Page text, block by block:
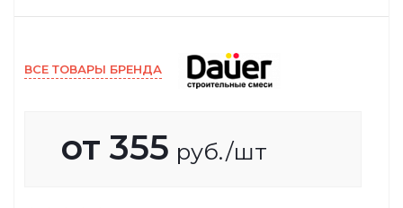
ВСЕ ТОВАРЫ БРЕНДА
от 355 руб./шт